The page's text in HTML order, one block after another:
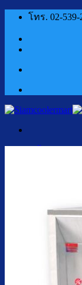
ข้าม
โทร. 02-539-